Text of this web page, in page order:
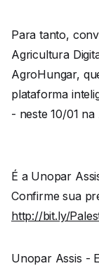
Para tanto,
Agricultura
AgroHungar,
plataforma
- neste 10/01
É a Unopar
Confirme sua
http://bit.ly/
Unopar Assis -